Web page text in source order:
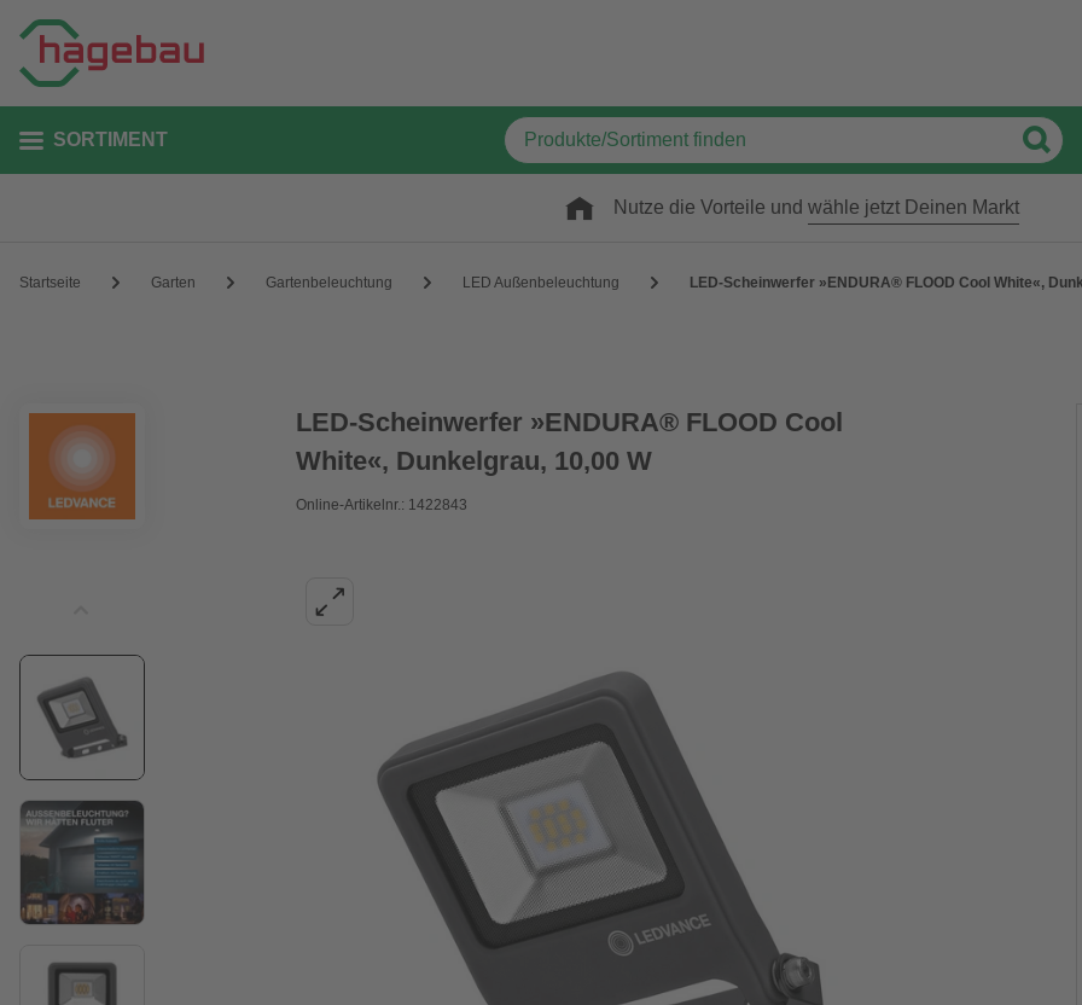
SORTIMENT
Nutze die Vorteile und wähle jetzt Deinen Markt
Startseite Garten Gartenbeleuchtung LED Außenbeleuchtung LED-Scheinwerfer »ENDURA® FLOOD Cool White«,
LED-Scheinwerfer »ENDURA® FLOOD Cool
White«, Dunkelgrau, 10,00 W
Online-Artikelnr.: 1422843